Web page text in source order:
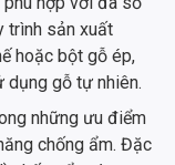
trình sản xuất
hoặc bột gỗ ép,
gỗ tự nhiên.
những ưu điểm
chống ẩm. Đặc